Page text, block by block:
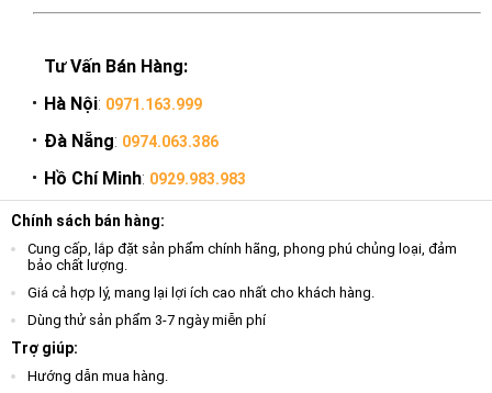
Tư Vấn Bán Hàng:
Hà Nội: 0971.163.999
Đà Nẵng: 0974.063.386
Hồ Chí Minh: 0929.983.983
Chính sách bán hàng:
Cung cấp, lắp đặt sản phẩm chính hãng, phong phú chủng loại, đảm
bảo chất lượng.
Giá cả hợp lý, mang lại lợi ích cao nhất cho khách hàng.
Dùng thử sản phẩm 3-7 ngày miễn phí
Trợ giúp:
Hướng dẫn mua hàng.